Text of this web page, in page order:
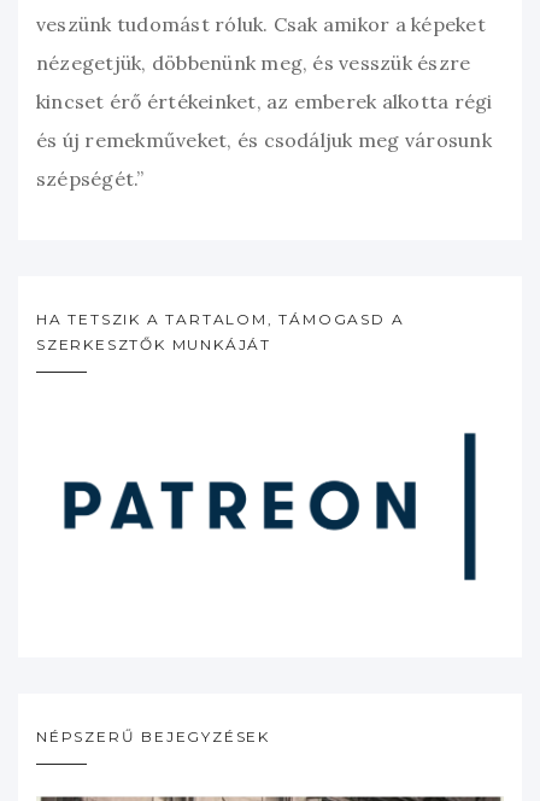
veszünk tudomást róluk. Csak amikor a képeket
nézegetjük, döbbenünk meg, és vesszük észre
kincset érő értékeinket, az emberek alkotta régi
és új remekműveket, és csodáljuk meg városunk
szépségét.”
HA TETSZIK A TARTALOM, TÁMOGASD A
SZERKESZTŐK MUNKÁJÁT
NÉPSZERŰ BEJEGYZÉSEK